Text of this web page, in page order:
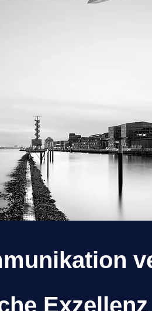
Exzellenz